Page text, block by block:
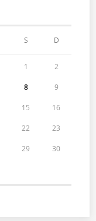
S D
1 2
8 9
15 16
22 23
29 30